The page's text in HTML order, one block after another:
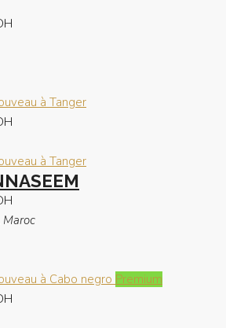
à Tanger
à Tanger
Maroc
à Cabo negro Premium